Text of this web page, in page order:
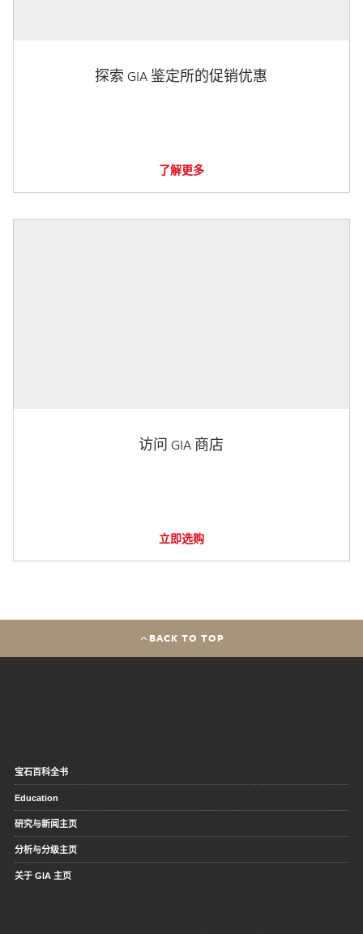
探索 GIA 鉴定所的促销优惠
了解更多
访问 GIA 商店
立即选购
BACK TO TOP
宝石百科全书
Education
研究与新闻主页
分析与分级主页
关于 GIA 主页